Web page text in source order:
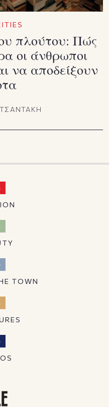
πλούτου: Πώς
οι άνθρωποι
να αποδείξουν
TOWN